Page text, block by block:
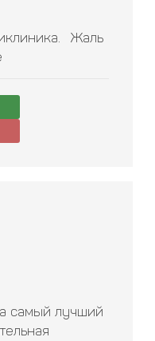
Жаль
самый лучший